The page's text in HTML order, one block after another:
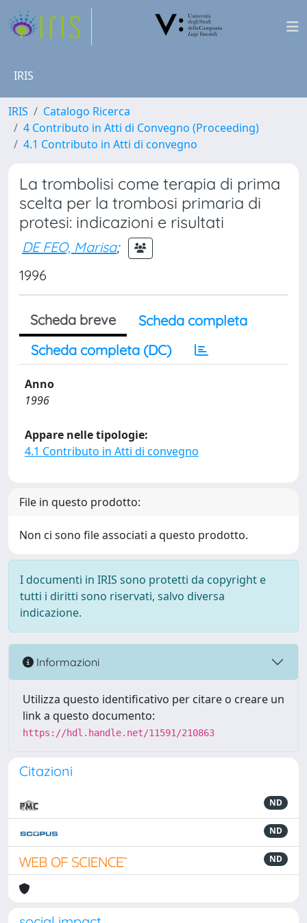
IRIS
IRIS
Catalogo Ricerca
4 Contributo in Atti di Convegno (Proceeding)
4.1 Contributo in Atti di convegno
La trombolisi come terapia di prima
scelta per la trombosi primaria di
protesi: indicazioni e risultati
DE FEO, Marisa;
1996
Scheda breve
Scheda completa
Scheda completa (DC)
Anno
1996
Appare nelle tipologie:
4.1 Contributo in Atti di convegno
File in questo prodotto:
Non ci sono file associati a questo prodotto.
I documenti in IRIS sono protetti da copyright e
tutti i diritti sono riservati, salvo diversa
indicazione.
Informazioni
Utilizza questo identificativo per citare o creare un
link a questo documento:
https://hdl.handle.net/11591/210863
Citazioni
ND
ND
ND